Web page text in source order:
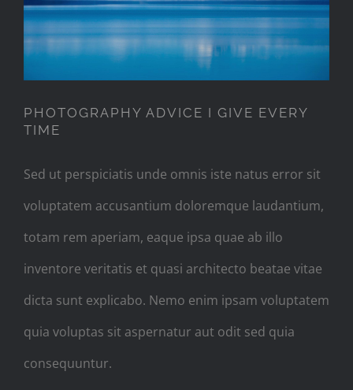
PHOTOGRAPHY ADVICE I GIVE EVERY
TIME
Sed ut perspiciatis unde omnis iste natus error sit
voluptatem accusantium doloremque laudantium,
totam rem aperiam, eaque ipsa quae ab illo
inventore veritatis et quasi architecto beatae vitae
dicta sunt explicabo. Nemo enim ipsam voluptatem
quia voluptas sit aspernatur aut odit sed quia
consequuntur.